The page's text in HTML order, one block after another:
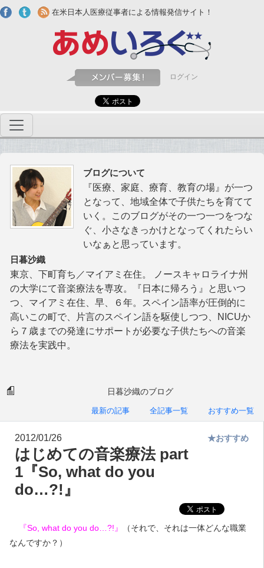
Skip to main content
在米日本人医療従事者による情報発信サイト！
ログイン
ブログについて
『医療、家庭、療育、教育の場』が一つ
となって、地域全体で子供たちを育てて
いく。このブログがその一つ一つをつな
ぐ、小さなきっかけとなってくれたらい
いなぁと思っています。
日暮沙織
東京、下町育ち／マイアミ在住。 ノースキャロライナ州
の大学にて音楽療法を専攻。『日本に帰ろう』と思いつ
つ、マイアミ在住、早、６年。スペイン語率が圧倒的に
高いこの町で、片言のスペイン語を駆使しつつ、NICUか
ら７歳までの発達にサポートが必要な子供たちへの音楽
療法を実践中。
日暮沙織のブログ
最新の記事 全記事一覧 おすすめ一覧
2012/01/26
はじめての音楽療法 part
1『So, what do you
do…?!』
★おすすめ
『So, what do you do…?!』
（それで、それは一体どんな職業
なんですか？）